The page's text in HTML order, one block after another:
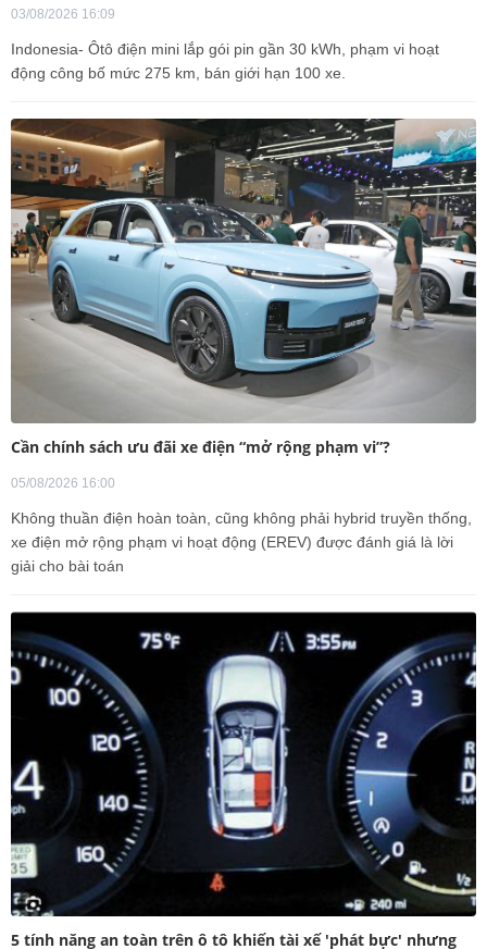
03/08/2026 16:09
Indonesia- Ôtô điện mini lắp gói pin gần 30 kWh, phạm vi hoạt
động công bố mức 275 km, bán giới hạn 100 xe.
Cần chính sách ưu đãi xe điện “mở rộng phạm vi”?
05/08/2026 16:00
Không thuần điện hoàn toàn, cũng không phải hybrid truyền thống,
xe điện mở rộng phạm vi hoạt động (EREV) được đánh giá là lời
giải cho bài toán
5 tính năng an toàn trên ô tô khiến tài xế 'phát bực' nhưng